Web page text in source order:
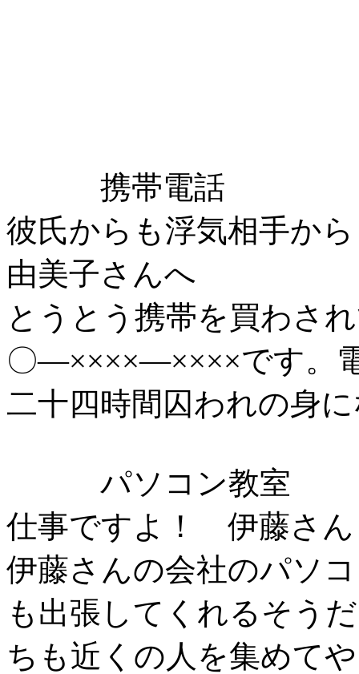
携帯電話
彼氏からも浮気相手か
由美子さんへ
とうとう携帯を買わさ
〇―××××―××××です。
二十四時間囚われの身
パソコン教室
仕事ですよ！ 伊藤さん
伊藤さんの会社のパソ
も出張してくれるそう
ちも近くの人を集めて